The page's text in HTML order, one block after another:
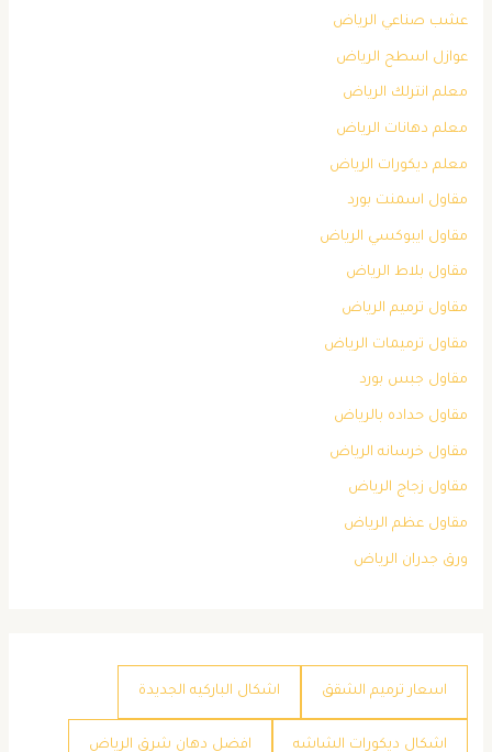
عشب صناعي الرياض
عوازل اسطح الرياض
معلم انترلك الرياض
معلم دهانات الرياض
معلم ديكورات الرياض
مقاول اسمنت بورد
مقاول ايبوكسي الرياض
مقاول بلاط الرياض
مقاول ترميم الرياض
مقاول ترميمات الرياض
مقاول جبس بورد
مقاول حداده بالرياض
مقاول خرسانه الرياض
مقاول زجاج الرياض
مقاول عظم الرياض
ورق جدران الرياض
اسعار ترميم الشقق اشكال الباركيه الجديدة
اشكال ديكورات الشاشه افضل دهان شرق الرياض